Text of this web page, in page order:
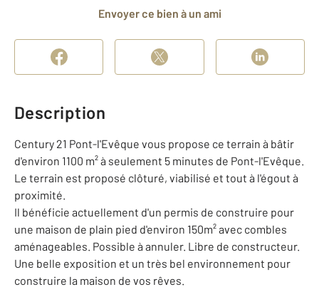
Envoyer ce bien à un ami
Description
Century 21 Pont-l'Evêque vous propose ce terrain à bâtir
d'environ 1100 m² à seulement 5 minutes de Pont-l'Evêque.
Le terrain est proposé clôturé, viabilisé et tout à l'égout à
proximité.
Il bénéficie actuellement d'un permis de construire pour
une maison de plain pied d'environ 150m² avec combles
aménageables. Possible à annuler. Libre de constructeur.
Une belle exposition et un très bel environnement pour
construire la maison de vos rêves.